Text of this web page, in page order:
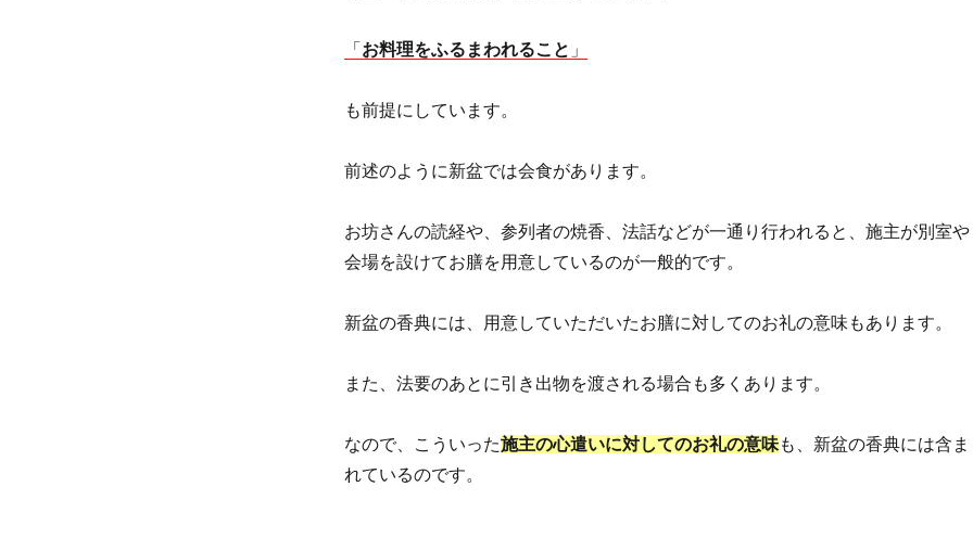
「 お料理をふるまわれること 」
も前提にしています。
前述のように新盆では会食があります。
お坊さんの読経や、参列者の焼香、法話などが一通り行われると、施主が別室や
会場を設けてお膳を用意しているのが一般的です。
新盆の香典には、用意していただいたお膳に対してのお礼の意味もあります。
また、法要のあとに引き出物を渡される場合も多くあります。
なので、こういった施主の心遣いに対してのお礼の意味も、新盆の香典には含ま
れているのです。